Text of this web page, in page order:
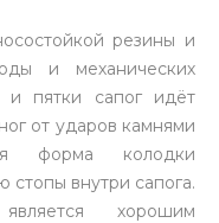
резины и
и механических
пятки сапог идёт
от ударов камнями
форма колодки
внутри сапога.
хорошим